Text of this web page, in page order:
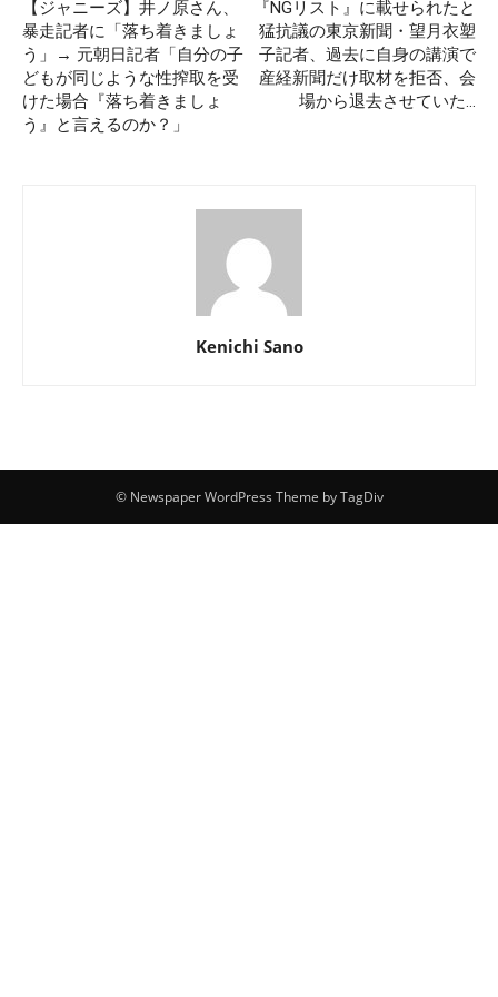
【ジャニーズ】井ノ原さん、
暴走記者に「落ち着きましょ
う」→ 元朝日記者「自分の子
どもが同じような性搾取を受
けた場合『落ち着きましょ
う』と言えるのか？」
『NGリスト』に載せられたと
猛抗議の東京新聞・望月衣塑
子記者、過去に自身の講演で
産経新聞だけ取材を拒否、会
場から退去させていた…
Kenichi Sano
© Newspaper WordPress Theme by TagDiv